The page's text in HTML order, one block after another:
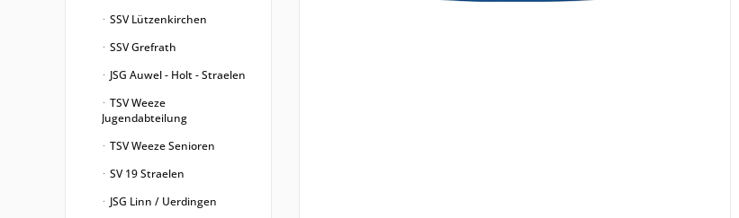
SSV Lützenkirchen
SSV Grefrath
JSG Auwel - Holt - Straelen
TSV Weeze
Jugendabteilung
TSV Weeze Senioren
SV 19 Straelen
JSG Linn / Uerdingen